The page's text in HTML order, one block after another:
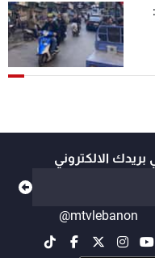
الالكتروني
@mtvlebanon